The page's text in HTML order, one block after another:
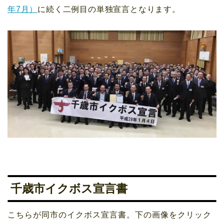
年7月） に続く二例目の単独宣言となります。
千歳市イクボス宣言書
こちらが同市のイクボス宣言書。下の画像をクリック